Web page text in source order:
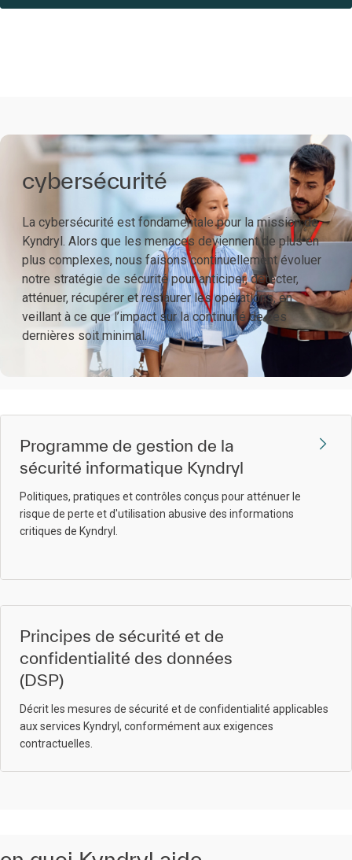
cybersécurité
La cybersécurité est fondamentale pour la mission de
Kyndryl. Alors que les menaces deviennent de plus en
plus complexes, nous faisons continuellement évoluer
notre stratégie de sécurité pour anticiper, détecter,
atténuer, récupérer et restaurer les opérations, en
veillant à ce que l’impact sur la continuité de ces
dernières soit minimal.
Programme de gestion de la
sécurité informatique Kyndryl
Politiques, pratiques et contrôles conçus pour atténuer le
risque de perte et d'utilisation abusive des informations
critiques de Kyndryl.
Principes de sécurité et de
confidentialité des données
(DSP)
Décrit les mesures de sécurité et de confidentialité applicables
aux services Kyndryl, conformément aux exigences
contractuelles.